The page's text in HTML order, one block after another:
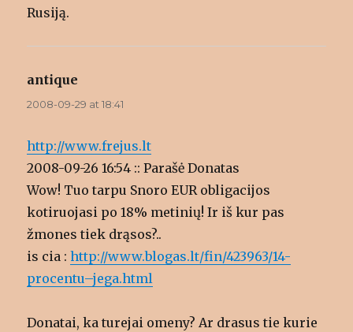
Rusiją.
antique
2008-09-29 at 18:41
http://www.frejus.lt
2008-09-26 16:54 :: Parašė Donatas
Wow! Tuo tarpu Snoro EUR obligacijos
kotiruojasi po 18% metinių! Ir iš kur pas
žmones tiek drąsos?..
is cia :http://www.blogas.lt/fin/423963/14-
procentu–jega.html
Donatai, ka turejai omeny? Ar drasus tie kurie